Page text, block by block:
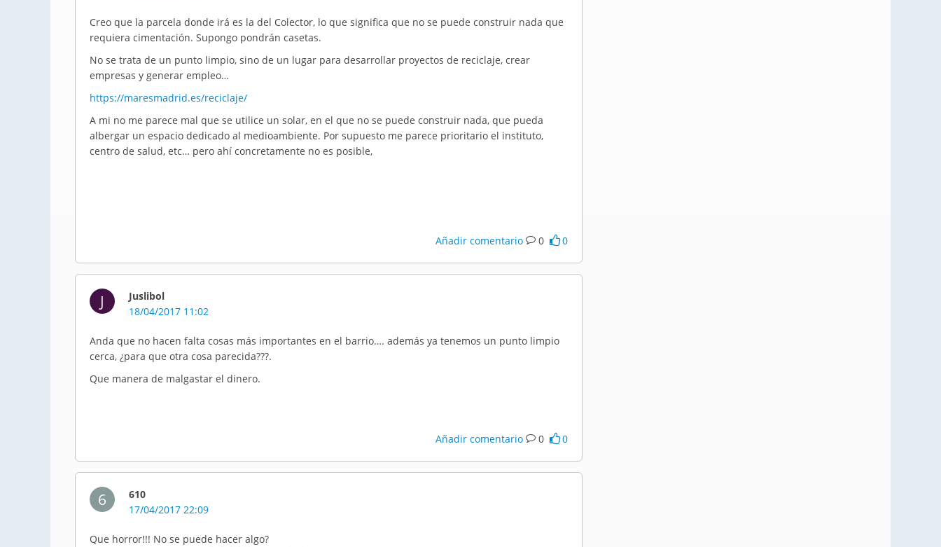
Creo que la parcela donde irá es la del Colector, lo que significa que no se puede construir nada que
requiera cimentación. Supongo pondrán casetas.
No se trata de un punto limpio, sino de un lugar para desarrollar proyectos de reciclaje, crear
empresas y generar empleo…
https://maresmadrid.es/reciclaje/
A mi no me parece mal que se utilice un solar, en el que no se puede construir nada, que pueda
albergar un espacio dedicado al medioambiente. Por supuesto me parece prioritario el instituto,
centro de salud, etc… pero ahí concretamente no es posible,
Añadir comentario 0 0
J
Juslibol
18/04/2017 11:02
Anda que no hacen falta cosas más importantes en el barrio…. además ya tenemos un punto limpio
cerca, ¿para que otra cosa parecida???.
Que manera de malgastar el dinero.
Añadir comentario 0 0
6
610
17/04/2017 22:09
Que horror!!! No se puede hacer algo?